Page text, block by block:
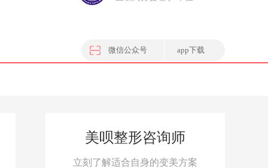
微信公众号 app下载
美呗整形咨询师
立刻了解适合自身的变美方案